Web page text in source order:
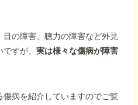
の障害、聴力の障害など外見
ですが、実は様々な傷病が障害
病を紹介していますのでご覧